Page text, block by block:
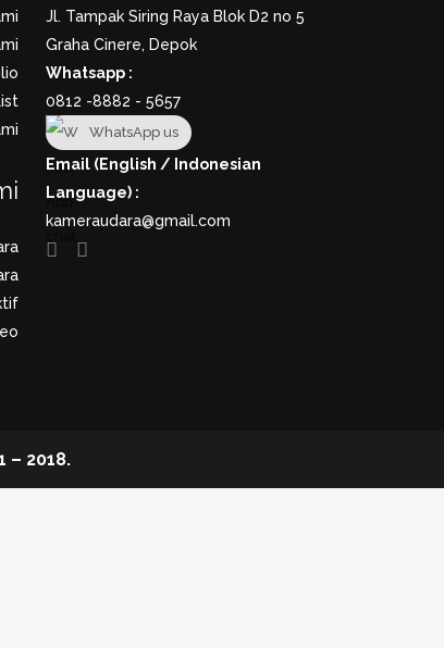
Jl. Tampak Siring Raya Blok D2 no 5
Graha Cinere, Depok
Whatsapp :
0812 -8882 - 5657
WhatsApp us
Email (English / Indonesian
Language) :
kameraudara@gmail.com
– 2018.